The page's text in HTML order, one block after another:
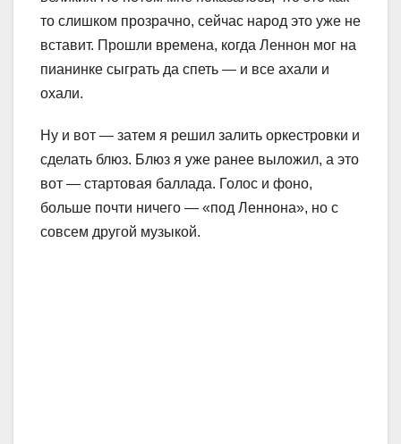
то слишком прозрачно, сейчас народ это уже не
вставит. Прошли времена, когда Леннон мог на
пианинке сыграть да спеть — и все ахали и
охали.
Ну и вот — затем я решил залить оркестровки и
сделать блюз. Блюз я уже ранее выложил, а это
вот — стартовая баллада. Голос и фоно,
больше почти ничего — «под Леннона», но с
совсем другой музыкой.